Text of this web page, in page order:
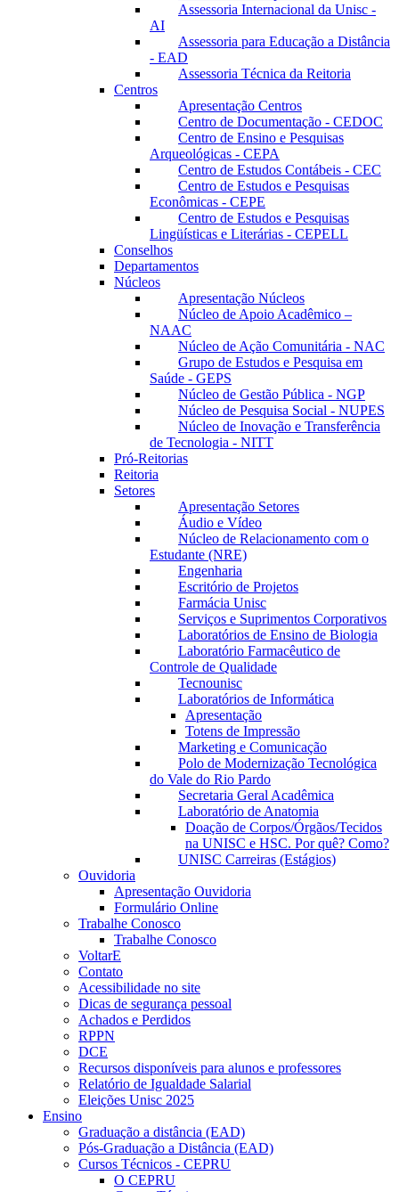
Assessoria Internacional da Unisc -
AI
Assessoria para Educação a Distância
- EAD
Assessoria Técnica da Reitoria
Centros
Apresentação Centros
Centro de Documentação - CEDOC
Centro de Ensino e Pesquisas
Arqueológicas - CEPA
Centro de Estudos Contábeis - CEC
Centro de Estudos e Pesquisas
Econômicas - CEPE
Centro de Estudos e Pesquisas
Lingüísticas e Literárias - CEPELL
Conselhos
Departamentos
Núcleos
Apresentação Núcleos
Núcleo de Apoio Acadêmico –
NAAC
Núcleo de Ação Comunitária - NAC
Grupo de Estudos e Pesquisa em
Saúde - GEPS
Núcleo de Gestão Pública - NGP
Núcleo de Pesquisa Social - NUPES
Núcleo de Inovação e Transferência
de Tecnologia - NITT
Pró-Reitorias
Reitoria
Setores
Apresentação Setores
Áudio e Vídeo
Núcleo de Relacionamento com o
Estudante (NRE)
Engenharia
Escritório de Projetos
Farmácia Unisc
Serviços e Suprimentos Corporativos
Laboratórios de Ensino de Biologia
Laboratório Farmacêutico de
Controle de Qualidade
Tecnounisc
Laboratórios de Informática
Apresentação
Totens de Impressão
Marketing e Comunicação
Polo de Modernização Tecnológica
do Vale do Rio Pardo
Secretaria Geral Acadêmica
Laboratório de Anatomia
Doação de Corpos/Órgãos/Tecidos
na UNISC e HSC. Por quê? Como?
UNISC Carreiras (Estágios)
Ouvidoria
Apresentação Ouvidoria
Formulário Online
Trabalhe Conosco
Trabalhe Conosco
VoltarE
Contato
Acessibilidade no site
Dicas de segurança pessoal
Achados e Perdidos
RPPN
DCE
Recursos disponíveis para alunos e professores
Relatório de Igualdade Salarial
Eleições Unisc 2025
Ensino
Graduação a distância (EAD)
Pós-Graduação a Distância (EAD)
Cursos Técnicos - CEPRU
O CEPRU